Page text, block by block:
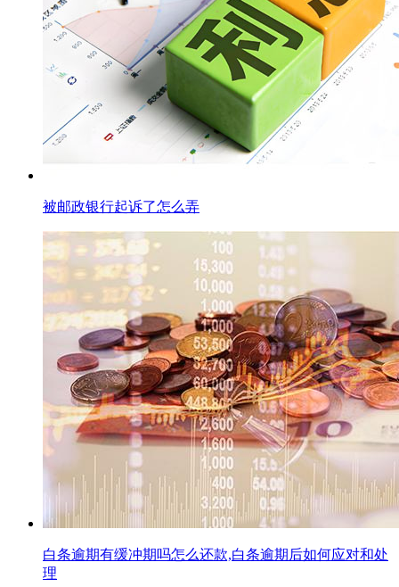
被邮政银行起诉了怎么弄
白条逾期有缓冲期吗怎么还款,白条逾期后如何应对和处
理